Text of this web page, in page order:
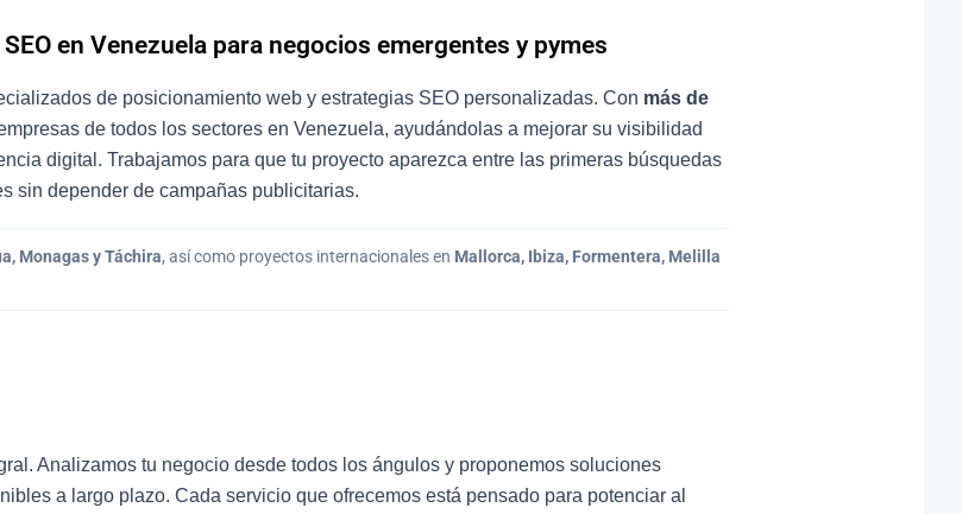
en Venezuela para negocios emergentes y pymes
de posicionamiento web y estrategias SEO personalizadas. Con más de
de todos los sectores en Venezuela, ayudándolas a mejorar su visibilidad
digital. Trabajamos para que tu proyecto aparezca entre las primeras búsquedas
sin depender de campañas publicitarias.
Monagas y Táchira, así como proyectos internacionales en Mallorca, Ibiza, Formentera, Melilla
Analizamos tu negocio desde todos los ángulos y proponemos soluciones
a largo plazo. Cada servicio que ofrecemos está pensado para potenciar al